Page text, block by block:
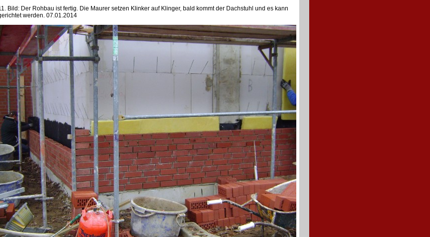
Bild: Der Rohbau ist fertig. Die Maurer setzen Klinker auf Klinger, bald kommt der Dachstuhl und es kann
werden. 07.01.2014